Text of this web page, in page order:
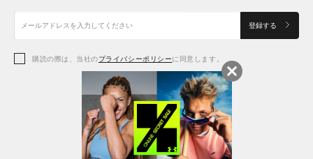
アクセサリー
アクセサリー
シューズ
アクセサリー
レギンス＆タイツ
シューズ
登録する
購読の際は、当社のプライバシーポリシーに同意します。